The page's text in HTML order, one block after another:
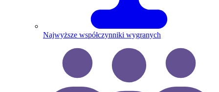
Najwyższe współczynniki wygranych